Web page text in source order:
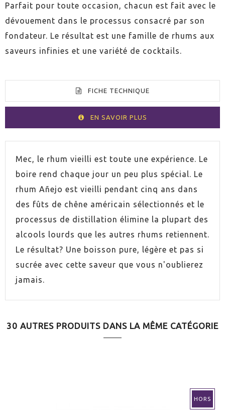
Parfait pour toute occasion, chacun est fait avec le
dévouement dans le processus consacré par son
fondateur. Le résultat est une famille de rhums aux
saveurs infinies et une variété de cocktails.
FICHE TECHNIQUE
EN SAVOIR PLUS
VOLUMEN 70cl
VOLUMEN 100cl
ESPIRITUOSO Rhum
PAYS République Dominicaine
Mec, le rhum vieilli est toute une expérience. Le
boire rend chaque jour un peu plus spécial. Le
rhum Añejo est vieilli pendant cinq ans dans
des fûts de chêne américain sélectionnés et le
processus de distillation élimine la plupart des
alcools lourds que les autres rhums retiennent.
Le résultat? Une boisson pure, légère et pas si
sucrée avec cette saveur que vous n'oublierez
jamais.
30 AUTRES PRODUITS DANS LA MÊME CATÉGORIE
HORS